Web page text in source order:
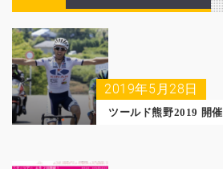
2019年5月28日
ツールド熊野2019 開催